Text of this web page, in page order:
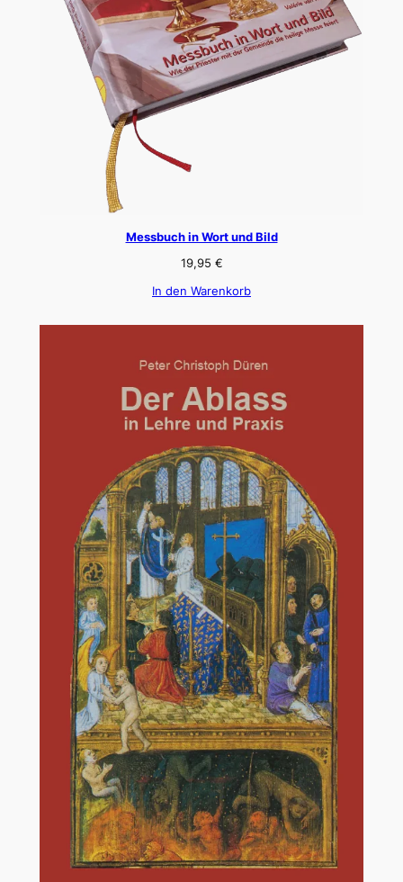
Messbuch in Wort und Bild
19,95 €
In den Warenkorb